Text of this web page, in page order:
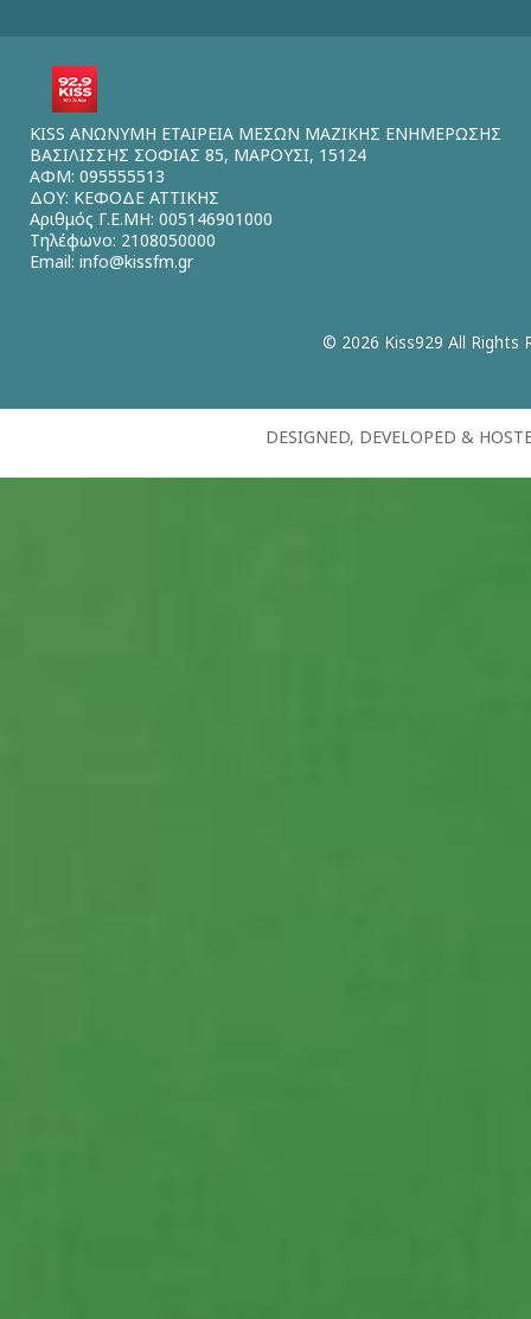
KISS ΑΝΩΝΥΜΗ ΕΤΑΙΡΕΙΑ ΜΕΣΩΝ ΜΑΖΙΚΗΣ ΕΝΗΜΕΡΩΣΗΣ
ΒΑΣΙΛΙΣΣΗΣ ΣΟΦΙΑΣ 85, ΜΑΡΟΥΣΙ, 15124
ΑΦΜ: 095555513
ΔΟΥ: ΚΕΦΟΔΕ ΑΤΤΙΚΗΣ
Αριθμός Γ.Ε.ΜΗ: 005146901000
Τηλέφωνο: 2108050000
Email: info@kissfm.gr
© 2026 Kiss929 All Rights
DESIGNED, DEVELOPED &